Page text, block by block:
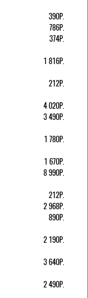
390Р.
786Р.
374Р.
1 816Р.
212Р.
4 020Р.
3 490Р.
1 780Р.
1 670Р.
8 990Р.
212Р.
2 968Р.
890Р.
2 190Р.
3 640Р.
2 490Р.